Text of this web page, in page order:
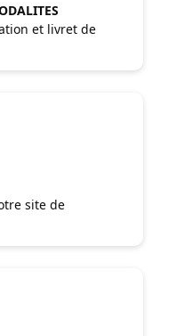
et livret de
site de